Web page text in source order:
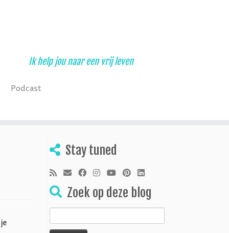
Ik help jou naar een vrij leven
Podcast
Stay tuned
Zoek op deze blog
Zoeken
naar: